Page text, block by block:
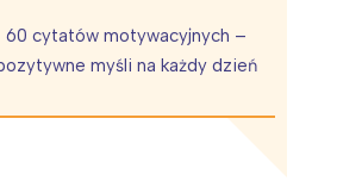
60 cytatów motywacyjnych –
myśli na każdy dzień